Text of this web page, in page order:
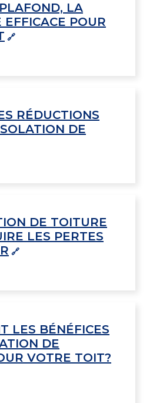
LA
EFFICACE POUR
RÉDUCTIONS
DE
DE TOITURE
LES PERTES
LES BÉNÉFICES
DE
VOTRE TOIT?